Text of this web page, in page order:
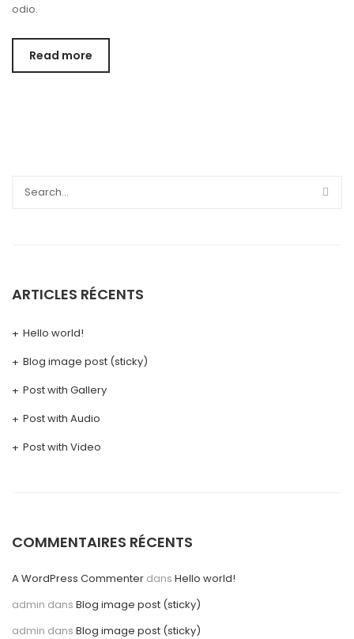
odio.
Read more
ARTICLES RÉCENTS
Hello world!
Blog image post (sticky)
Post with Gallery
Post with Audio
Post with Video
COMMENTAIRES RÉCENTS
A WordPress Commenter dans Hello world!
admin dans Blog image post (sticky)
admin dans Blog image post (sticky)